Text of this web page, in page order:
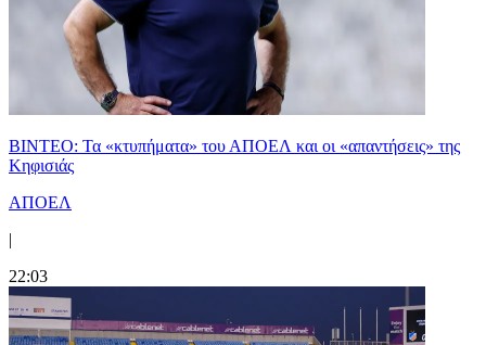
ΒΙΝΤΕΟ: Τα «κτυπήματα» του ΑΠΟΕΛ και οι «απαντήσεις» της
Κηφισιάς
ΑΠΟΕΛ
|
22:03